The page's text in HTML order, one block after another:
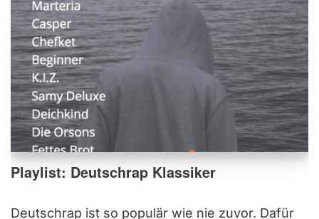
Playlist: Deutschrap Klassiker
Deutschrap ist so populär wie nie zuvor. Dafür